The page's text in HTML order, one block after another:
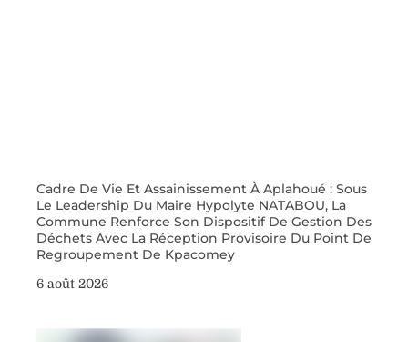
Cadre De Vie Et Assainissement À Aplahoué : Sous
Le Leadership Du Maire Hypolyte NATABOU, La
Commune Renforce Son Dispositif De Gestion Des
Déchets Avec La Réception Provisoire Du Point De
Regroupement De Kpacomey
6 août 2026